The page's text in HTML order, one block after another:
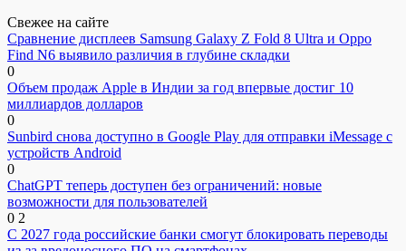
Свежее на сайте
Сравнение дисплеев Samsung Galaxy Z Fold 8 Ultra и Oppo
Find N6 выявило различия в глубине складки
0
Объем продаж Apple в Индии за год впервые достиг 10
миллиардов долларов
0
Sunbird снова доступно в Google Play для отправки iMessage с
устройств Android
0
ChatGPT теперь доступен без ограничений: новые
возможности для пользователей
0 2
С 2027 года российские банки смогут блокировать переводы